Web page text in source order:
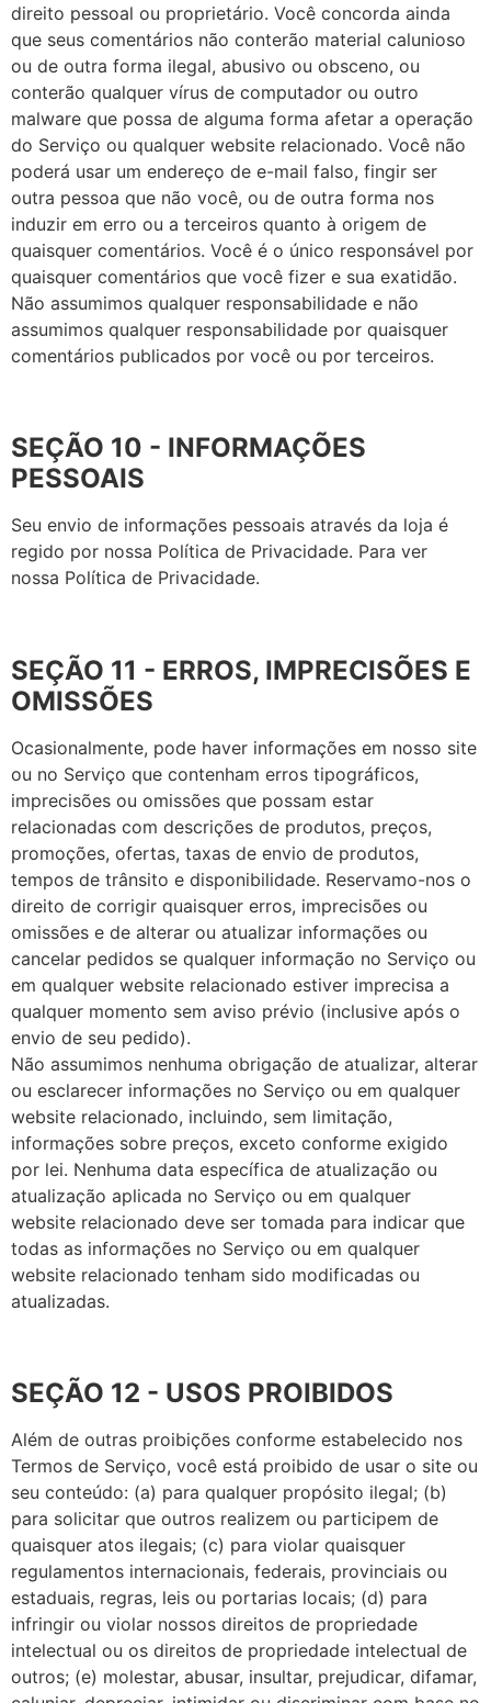
direito pessoal ou proprietário. Você concorda ainda
que seus comentários não conterão material calunioso
ou de outra forma ilegal, abusivo ou obsceno, ou
conterão qualquer vírus de computador ou outro
malware que possa de alguma forma afetar a operação
do Serviço ou qualquer website relacionado. Você não
poderá usar um endereço de e-mail falso, fingir ser
outra pessoa que não você, ou de outra forma nos
induzir em erro ou a terceiros quanto à origem de
quaisquer comentários. Você é o único responsável por
quaisquer comentários que você fizer e sua exatidão.
Não assumimos qualquer responsabilidade e não
assumimos qualquer responsabilidade por quaisquer
comentários publicados por você ou por terceiros.
SEÇÃO 10 - INFORMAÇÕES
PESSOAIS
Seu envio de informações pessoais através da loja é
regido por nossa Política de Privacidade. Para ver
nossa Política de Privacidade.
SEÇÃO 11 - ERROS, IMPRECISÕES E
OMISSÕES
Ocasionalmente, pode haver informações em nosso site
ou no Serviço que contenham erros tipográficos,
imprecisões ou omissões que possam estar
relacionadas com descrições de produtos, preços,
promoções, ofertas, taxas de envio de produtos,
tempos de trânsito e disponibilidade. Reservamo-nos o
direito de corrigir quaisquer erros, imprecisões ou
omissões e de alterar ou atualizar informações ou
cancelar pedidos se qualquer informação no Serviço ou
em qualquer website relacionado estiver imprecisa a
qualquer momento sem aviso prévio (inclusive após o
envio de seu pedido).
Não assumimos nenhuma obrigação de atualizar, alterar
ou esclarecer informações no Serviço ou em qualquer
website relacionado, incluindo, sem limitação,
informações sobre preços, exceto conforme exigido
por lei. Nenhuma data específica de atualização ou
atualização aplicada no Serviço ou em qualquer
website relacionado deve ser tomada para indicar que
todas as informações no Serviço ou em qualquer
website relacionado tenham sido modificadas ou
atualizadas.
SEÇÃO 12 - USOS PROIBIDOS
Além de outras proibições conforme estabelecido nos
Termos de Serviço, você está proibido de usar o site ou
seu conteúdo: (a) para qualquer propósito ilegal; (b)
para solicitar que outros realizem ou participem de
quaisquer atos ilegais; (c) para violar quaisquer
regulamentos internacionais, federais, provinciais ou
estaduais, regras, leis ou portarias locais; (d) para
infringir ou violar nossos direitos de propriedade
intelectual ou os direitos de propriedade intelectual de
outros; (e) molestar, abusar, insultar, prejudicar, difamar,